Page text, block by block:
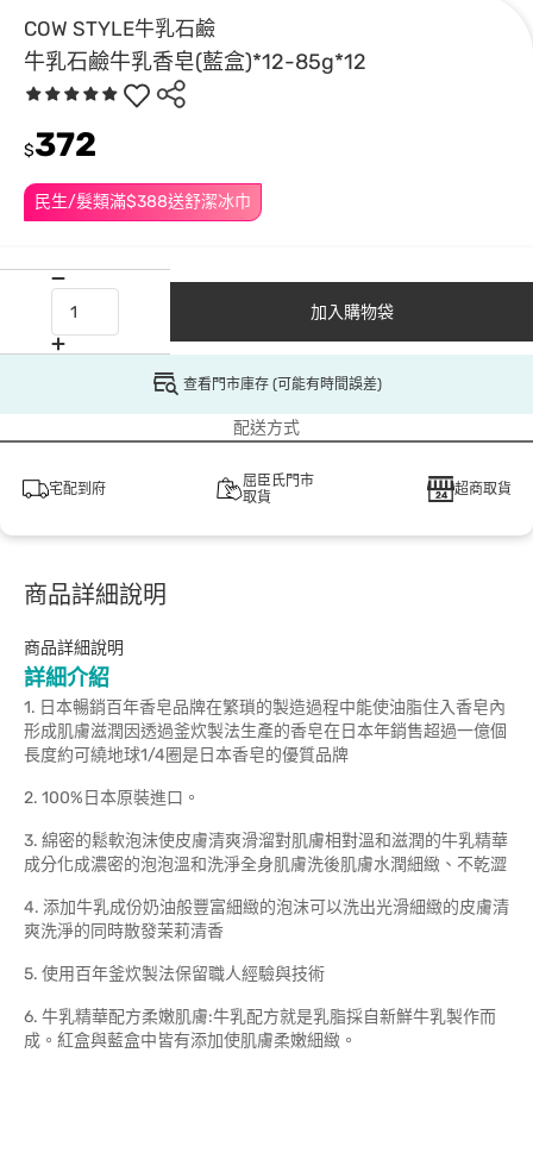
COW STYLE牛乳石鹼
牛乳石鹼牛乳香皂(藍盒)*12-85g*12
民生/髮類滿$388送舒潔冰巾
$372
加入購物袋
查看門市庫存 (可能有時間誤差)
配送方式
宅配到府
屈臣氏門市
取貨
超商取貨
商品詳細說明
商品詳細說明
詳細介紹
1. 日本暢銷百年香皂品牌在繁瑣的製造過程中能使油脂住入香皂內
形成肌膚滋潤因透過釜炊製法生產的香皂在日本年銷售超過一億個
長度約可繞地球1/4圈是日本香皂的優質品牌
2. 100%日本原裝進口。
3. 綿密的鬆軟泡沫使皮膚清爽滑溜對肌膚相對溫和滋潤的牛乳精華
成分化成濃密的泡泡溫和洗淨全身肌膚洗後肌膚水潤細緻、不乾澀
4. 添加牛乳成份奶油般豐富細緻的泡沫可以洗出光滑細緻的皮膚清
爽洗淨的同時散發茉莉清香
5. 使用百年釜炊製法保留職人經驗與技術
6. 牛乳精華配方柔嫩肌膚:牛乳配方就是乳脂採自新鮮牛乳製作而
成。紅盒與藍盒中皆有添加使肌膚柔嫩細緻。